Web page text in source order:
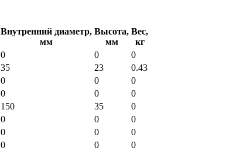
Внутренний диаметр,
мм
Высота,
мм
Вес,
кг
0 0
0
35 23
0.43
0 0
0
0 0
0
150 35
0
0 0
0
0 0
0
0 0
0